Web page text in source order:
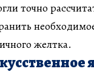
точно
желтка.